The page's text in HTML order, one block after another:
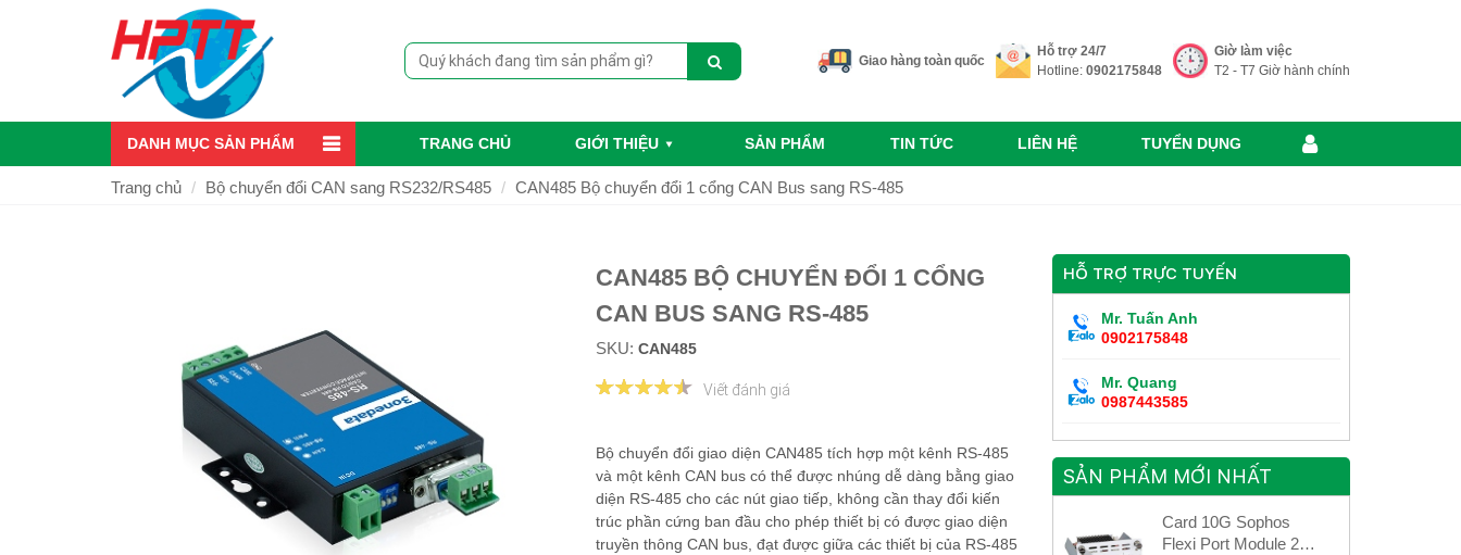
Giao hàng toàn quốc
Hỗ trợ 24/7
Hotline: 0902175848
Giờ làm việc
T2 - T7 Giờ hành chính
DANH MỤC SẢN PHẨM TRANG CHỦ GIỚI THIỆU SẢN PHẨM TIN TỨC LIÊN HỆ TUYỂN DỤNG
Trang chủ Bộ chuyển đổi CAN sang RS232/RS485 CAN485 Bộ chuyển đổi 1 cổng CAN Bus sang RS-485
CAN485 BỘ CHUYỂN ĐỔI 1 CỔNG
CAN BUS SANG RS-485
SKU: CAN485
Viết đánh giá
Bộ chuyển đổi giao diện CAN485 tích hợp một kênh RS-485
và một kênh CAN bus có thể được nhúng dễ dàng bằng giao
diện RS-485 cho các nút giao tiếp, không cần thay đổi kiến ​​
trúc phần cứng ban đầu cho phép thiết bị có được giao diện
truyền thông CAN bus, đạt được giữa các thiết bị của RS-485
HỖ TRỢ TRỰC TUYẾN
Mr. Tuấn Anh
0902175848
Mr. Quang
0987443585
SẢN PHẨM MỚI NHẤT
Card 10G Sophos
Flexi Port Module 2